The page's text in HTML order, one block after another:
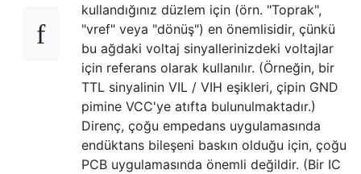
kullandığınız düzlem için (örn. "Toprak",
"vref" veya "dönüş") en önemlisidir, çünkü
bu ağdaki voltaj sinyallerinizdeki voltajlar
için referans olarak kullanılır. (Örneğin, bir
TTL sinyalinin VIL / VIH eşikleri, çipin GND
pimine VCC'ye atıfta bulunulmaktadır.)
Direnç, çoğu empedans uygulamasında
endüktans bileşeni baskın olduğu için, çoğu
PCB uygulamasında önemli değildir. (Bir IC